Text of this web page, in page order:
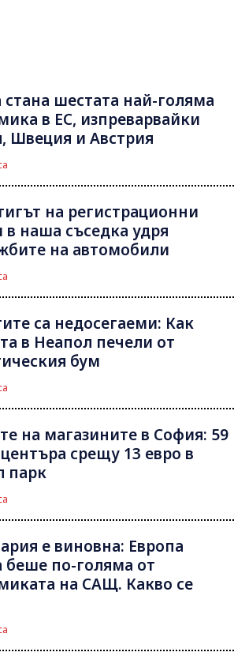
шестата най-голяма
в ЕС, изпреварвайки
Швеция и Австрия
на регистрационни
в наша съседка удря
на автомобили
са недосегаеми: Как
в Неапол печели от
бум
на магазините в София: 59
срещу 13 евро в
парк
е виновна: Европа
беше по-голяма от
на САЩ. Какво се